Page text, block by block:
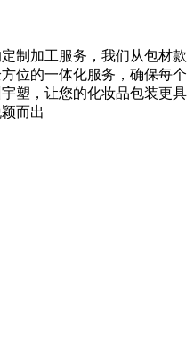
制加工服务，我们从包材款
位的一体化服务，确保每个
塑，让您的化妆品包装更具
而出